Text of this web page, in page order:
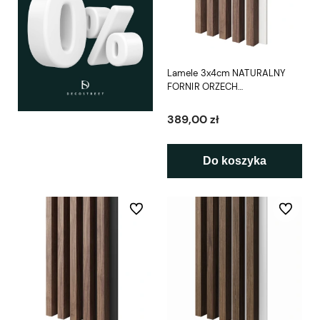
Lamele 3x4cm NATURALNY
FORNIR ORZECH
L3D
389,00 zł
Do koszyka
Do ulubionych Do